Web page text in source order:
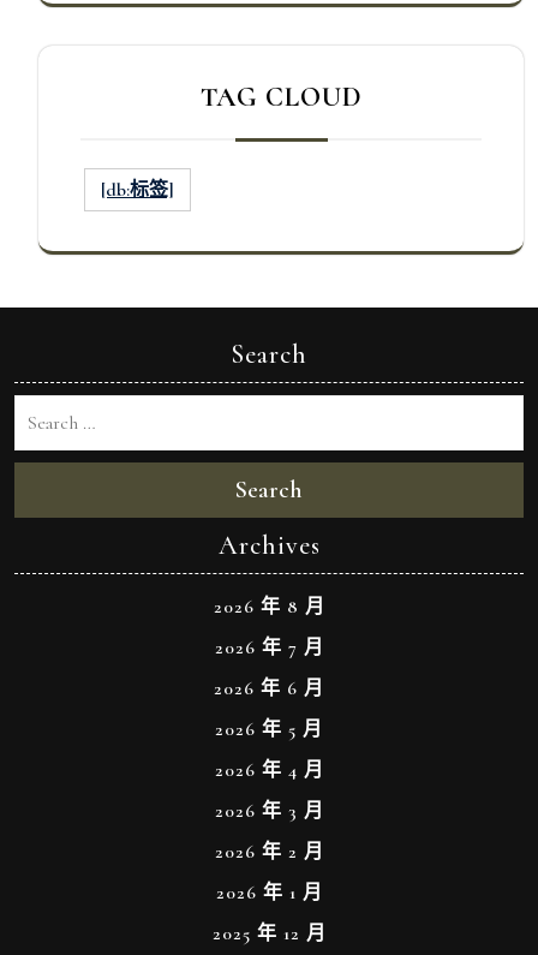
TAG CLOUD
[db:标签]
Search
Search
Archives
2026 年 8 月
2026 年 7 月
2026 年 6 月
2026 年 5 月
2026 年 4 月
2026 年 3 月
2026 年 2 月
2026 年 1 月
2025 年 12 月